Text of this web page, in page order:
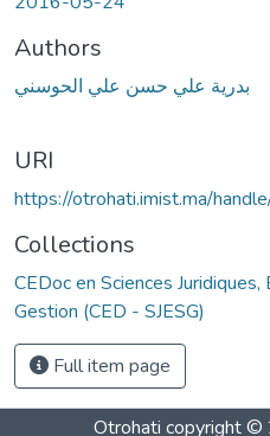
Authors
بدرية علي حسن علي الحوسني
URI
https://otrohati.imist.ma/
Collections
CEDoc en Sciences
Gestion (CED - SJESG)
Full item page
Otrohati copyright